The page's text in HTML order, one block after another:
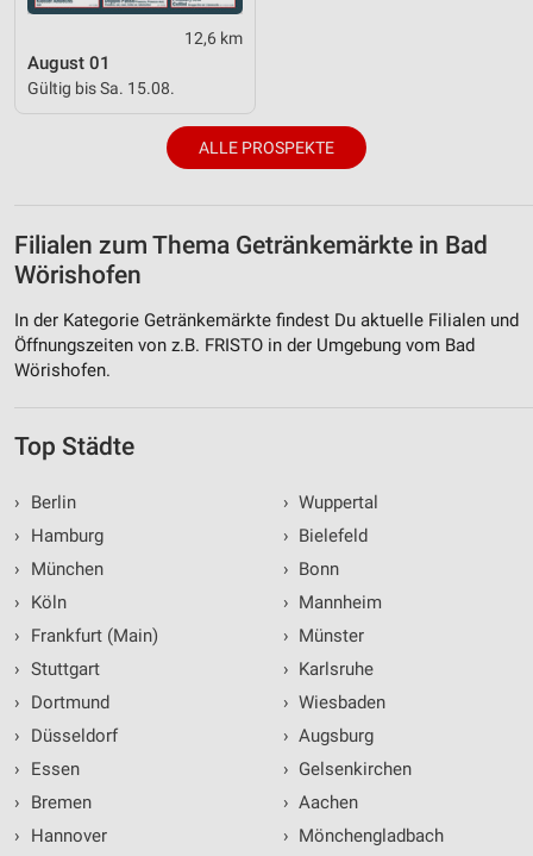
12,6 km
August 01
Gültig bis Sa. 15.08.
ALLE PROSPEKTE
Filialen zum Thema Getränkemärkte in Bad
Wörishofen
In der Kategorie Getränkemärkte findest Du aktuelle Filialen und
Öffnungszeiten von z.B. FRISTO in der Umgebung vom Bad
Wörishofen.
Top Städte
›
Berlin
›
Hamburg
›
München
›
Köln
›
Frankfurt (Main)
› Stuttgart
›
Dortmund
›
Düsseldorf
›
Essen
›
Bremen
›
Hannover
› Wuppertal
› Bielefeld
› Bonn
› Mannheim
› Münster
› Karlsruhe
› Wiesbaden
› Augsburg
› Gelsenkirchen
› Aachen
› Mönchengladbach